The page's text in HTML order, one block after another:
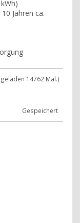
Jahren ca.
14762 Mal.)
Gespeichert